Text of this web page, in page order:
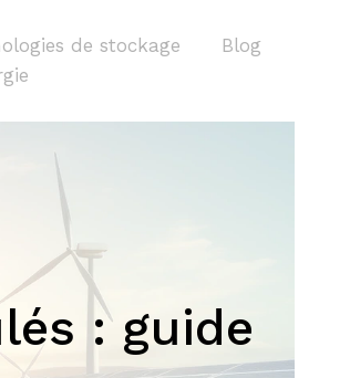
de stockage
Blog
: guide